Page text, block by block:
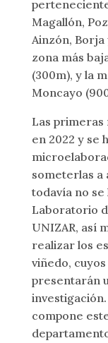
Magallón,
Ainzón,
zona más
(300m), y la
Moncayo
Las primeras
en 2022 y se
someterlas a
todavía no
Laboratorio
UNIZAR, así
realizar los
viñedo,
presentarán
compone